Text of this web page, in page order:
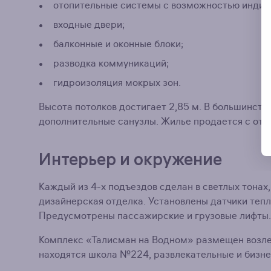
отопительные системы с возможностью
входные двери;
балконные и оконные блоки;
разводка коммуникаций;
гидроизоляция мокрых зон.
Высота потолков достигает 2,85 м. В
дополнительные санузлы. Жилье продается с
Интерьер и окружение
Каждый из 4-х подъездов сделан в светлых
дизайнерская отделка. Установлены датчики
Предусмотрены пассажирские и грузовые лифты.
Комплекс «Талисман на Водном» размещен
находятся школа №224, развлекательные и